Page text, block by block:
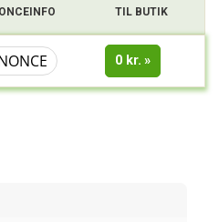
TIL BUTIK
0 kr.